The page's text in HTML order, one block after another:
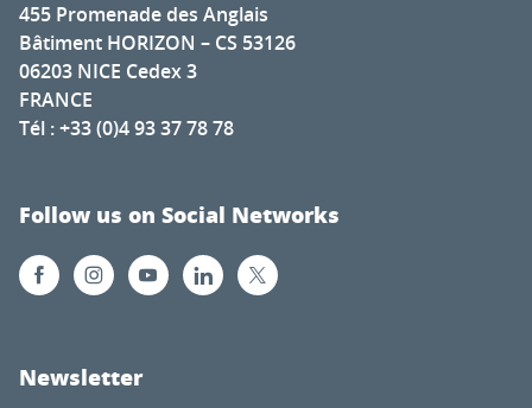
455 Promenade des Anglais
Bâtiment HORIZON – CS 53126
06203 NICE Cedex 3
FRANCE
Tél : +33 (0)4 93 37 78 78
Follow us on Social Networks
Newsletter